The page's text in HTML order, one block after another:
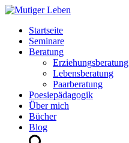
Startseite
Seminare
Beratung
Erziehungsberatung
Lebensberatung
Paarberatung
Poesiepädagogik
Über mich
Bücher
Blog